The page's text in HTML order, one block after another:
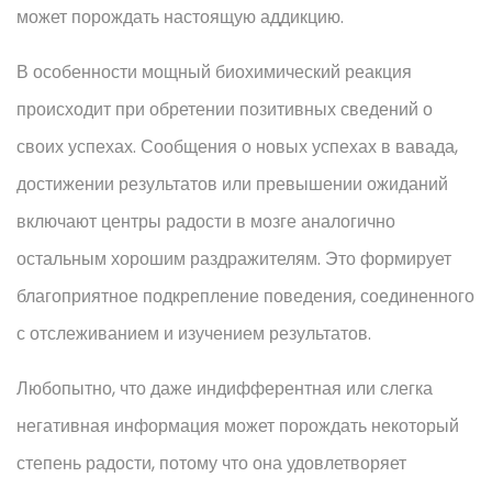
может порождать настоящую аддикцию.
В особенности мощный биохимический реакция
происходит при обретении позитивных сведений о
своих успехах. Сообщения о новых успехах в вавада,
достижении результатов или превышении ожиданий
включают центры радости в мозге аналогично
остальным хорошим раздражителям. Это формирует
благоприятное подкрепление поведения, соединенного
с отслеживанием и изучением результатов.
Любопытно, что даже индифферентная или слегка
негативная информация может порождать некоторый
степень радости, потому что она удовлетворяет